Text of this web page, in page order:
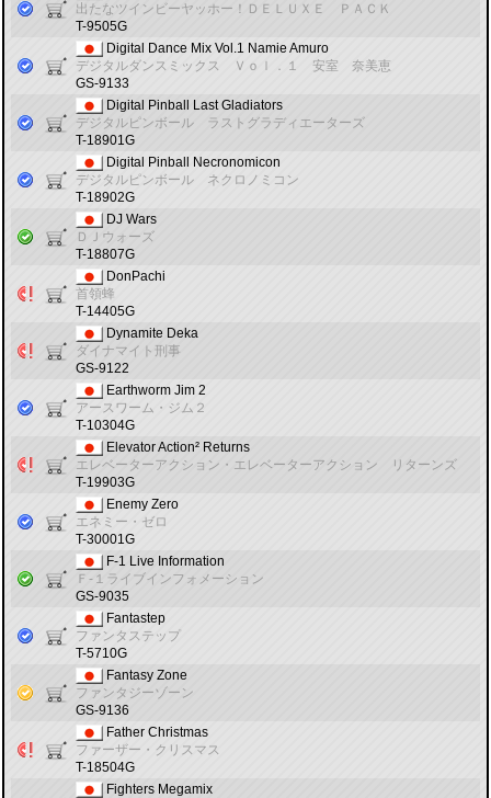
出たなツインビーヤッホー！ＤＥＬＵＸＥ ＰＡＣＫ
T-9505G
Digital Dance Mix Vol.1 Namie Amuro
デジタルダンスミックス Ｖｏｌ．１ 安室 奈美恵
GS-9133
Digital Pinball Last Gladiators
デジタルピンボール ラストグラディエーターズ
T-18901G
Digital Pinball Necronomicon
デジタルピンボール ネクロノミコン
T-18902G
DJ Wars
ＤＪウォーズ
T-18807G
DonPachi
首領蜂
T-14405G
Dynamite Deka
ダイナマイト刑事
GS-9122
Earthworm Jim 2
アースワーム・ジム２
T-10304G
Elevator Action² Returns
エレベーターアクション・エレベーターアクション リターンズ
T-19903G
Enemy Zero
エネミー・ゼロ
T-30001G
F-1 Live Information
Ｆ‐１ライブインフォメーション
GS-9035
Fantastep
ファンタステップ
T-5710G
Fantasy Zone
ファンタジーゾーン
GS-9136
Father Christmas
ファーザー・クリスマス
T-18504G
Fighters Megamix